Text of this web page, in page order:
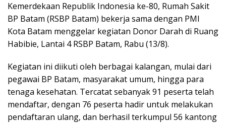
Kemerdekaan Republik Indonesia ke-80, Rumah Sakit
BP Batam (RSBP Batam) bekerja sama dengan PMI
Kota Batam menggelar kegiatan Donor Darah di Ruang
Habibie, Lantai 4 RSBP Batam, Rabu (13/8).
Kegiatan ini diikuti oleh berbagai kalangan, mulai dari
pegawai BP Batam, masyarakat umum, hingga para
tenaga kesehatan. Tercatat sebanyak 91 peserta telah
mendaftar, dengan 76 peserta hadir untuk melakukan
pendaftaran ulang, dan berhasil terkumpul 56 kantong